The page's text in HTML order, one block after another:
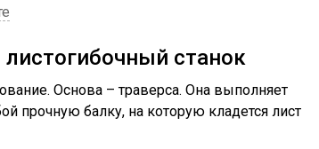
станок
Основа – траверса. Она выполняет
прочную балку, на которую кладется лист